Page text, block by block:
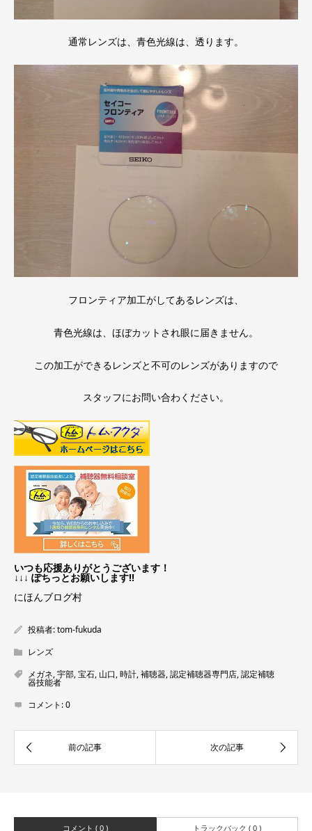
通常レンズは、青色光線は、透ります。
フロンティア加工がしてあるレンズは、
青色光線は、ほぼカットされ眼に届きません。
この加工ができるレンズと不可のレンズがありますので
スタッフにお問い合わください。
いつも応援ありがとうございます！
↓↓↓ ぽちっとお願いします!!
にほんブログ村
投稿者:tom-fukuda
レンズ
メガネ,宇部,宝石, 山口,時計,補聴器,認定補聴器専門店,認定補聴
器技能者
コメント:0
コメント ( 0 ) トラックバック ( 0 )